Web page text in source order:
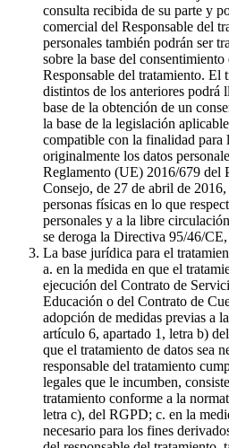
consulta recibida de su parte y
comercial del Responsable del
personales también podrán ser
sobre la base del
Responsable del tratamiento. El
distintos de los anteriores podrá
base de la obtención de un
la base de la legislación
compatible con la finalidad para
originalmente los datos
Reglamento (UE) 2016/679 del
Consejo, de 27 de abril de
personas físicas en lo que
personales y a la libre
se deroga la Directiva 95/46/
La base jurídica para el
a. en la medida en que el
ejecución del Contrato de
Educación o del Contrato de
adopción de medidas previas a
artículo 6, apartado 1, letra b)
que el tratamiento de datos sea
responsable del tratamiento
legales que le incumben,
tratamiento conforme a la
letra c), del RGPD; c. en la
necesario para los fines